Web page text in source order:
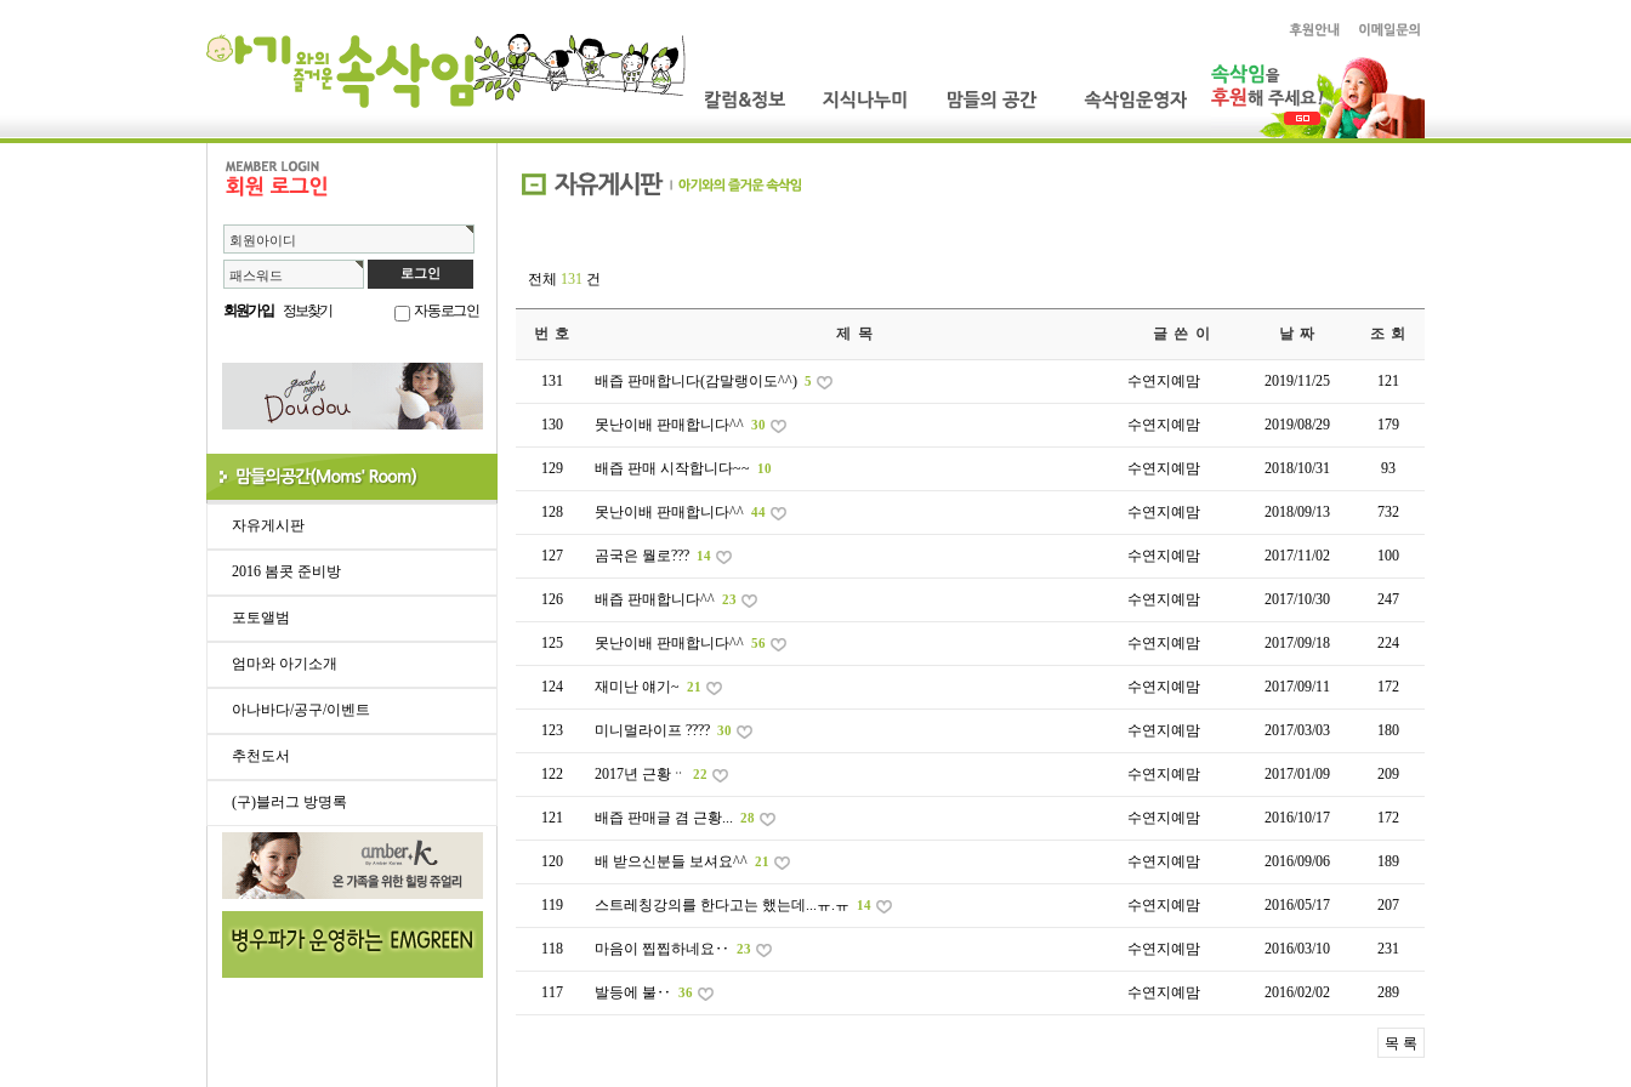
회원아이디
패스워드
회원가입 정보찾기 자동로그인
자유게시판
2016 봄콧 준비방
포토앨범
엄마와 아기소개
아나바다/공구/이벤트
추천도서
(구)블러그 방명록
전체 131 건
번 호 제 목 글 쓴 이 날 짜 조 회
131 배즙 판매합니다(감말랭이도^^) 5 수연지예맘 2019/11/25 121
130 못난이배 판매합니다^^ 30 수연지예맘 2019/08/29 179
129 배즙 판매 시작합니다~~ 10 수연지예맘 2018/10/31 93
128 못난이배 판매합니다^^ 44 수연지예맘 2018/09/13 732
127 곰국은 뭘로??? 14 수연지예맘 2017/11/02 100
126 배즙 판매합니다^^ 23 수연지예맘 2017/10/30 247
125 못난이배 판매합니다^^ 56 수연지예맘 2017/09/18 224
124 재미난 얘기~ 21 수연지예맘 2017/09/11 172
123 미니멀라이프 ???? 30 수연지예맘 2017/03/03 180
122 2017년 근황ᆢ 22 수연지예맘 2017/01/09 209
121 배즙 판매글 겸 근황... 28 수연지예맘 2016/10/17 172
120 배 받으신분들 보셔요^^ 21 수연지예맘 2016/09/06 189
119 스트레칭강의를 한다고는 했는데...ㅠ.ㅠ 14 수연지예맘 2016/05/17 207
118 마음이 찝찝하네요‥ 23 수연지예맘 2016/03/10 231
117 발등에 불‥ 36 수연지예맘 2016/02/02 289
목 록